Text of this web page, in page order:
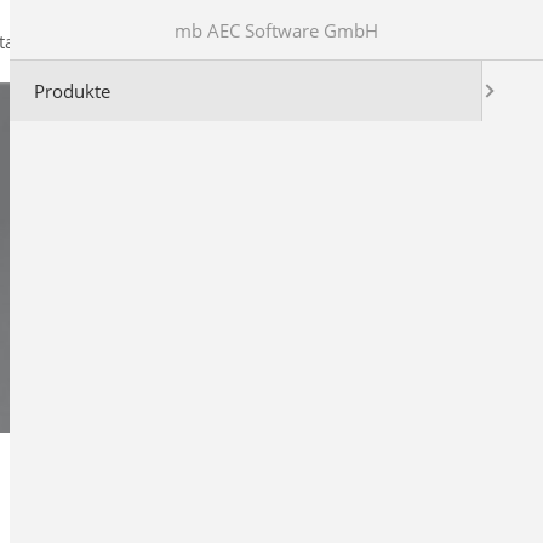
mb AEC Software GmbH
Produkte